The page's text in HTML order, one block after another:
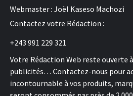
Webmaster : Joël Kaseso Machozi
Contactez votre Rédaction :
+243 991 229 321
Votre Rédaction Web reste ouverte
publicités… Contactez-nous pour
incontournable à vos produits,